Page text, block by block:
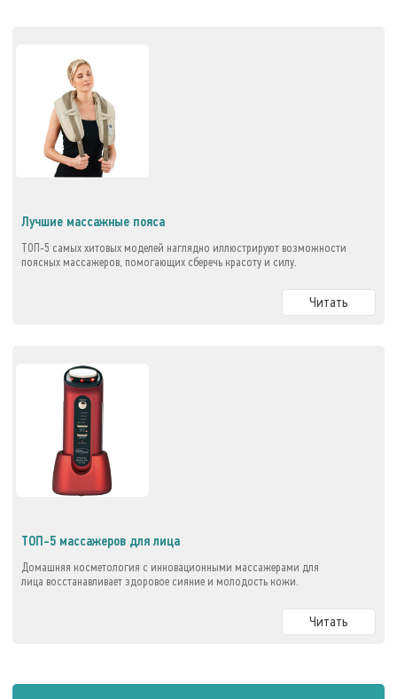
Лучшие массажные пояса
ТОП-5 самых хитовых моделей наглядно иллюстрируют возможности
поясных массажеров, помогающих сберечь красоту и силу.
Читать
ТОП-5 массажеров для лица
Домашняя косметология с инновационными массажерами для
лица восстанавливает здоровое сияние и молодость кожи.
Читать